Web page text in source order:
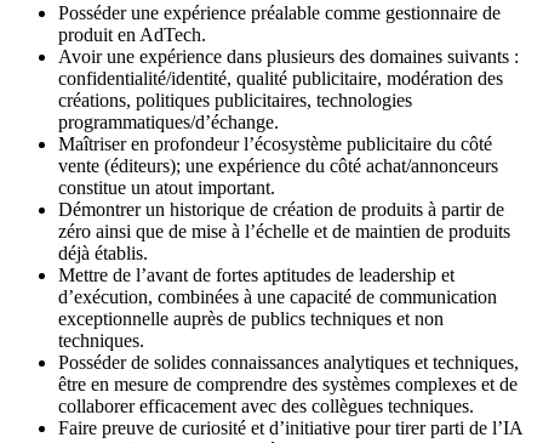
Posséder une expérience préalable comme gestionnaire de
produit en AdTech.
Avoir une expérience dans plusieurs des domaines suivants :
confidentialité/identité, qualité publicitaire, modération des
créations, politiques publicitaires, technologies
programmatiques/d’échange.
Maîtriser en profondeur l’écosystème publicitaire du côté
vente (éditeurs); une expérience du côté achat/annonceurs
constitue un atout important.
Démontrer un historique de création de produits à partir de
zéro ainsi que de mise à l’échelle et de maintien de produits
déjà établis.
Mettre de l’avant de fortes aptitudes de leadership et
d’exécution, combinées à une capacité de communication
exceptionnelle auprès de publics techniques et non
techniques.
Posséder de solides connaissances analytiques et techniques,
être en mesure de comprendre des systèmes complexes et de
collaborer efficacement avec des collègues techniques.
Faire preuve de curiosité et d’initiative pour tirer parti de l’IA